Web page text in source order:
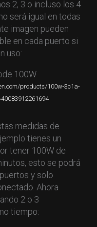
2, 3 o incluso los 4
será igual en todas
imagen pueden
en cada puerto si
uso:
products/100w-3c1a-
medidas de
tienes un
tener 100W de
esto se podrá
y solo
Ahora
2 o 3
tiempo: